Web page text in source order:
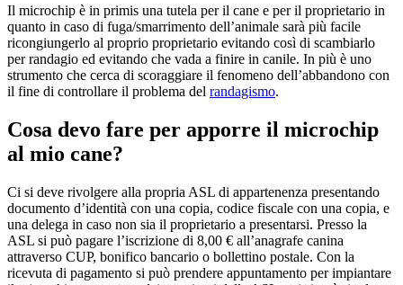
Il microchip è in primis una tutela per il cane e per il proprietario in
quanto in caso di fuga/smarrimento dell’animale sarà più facile
ricongiungerlo al proprio proprietario evitando così di scambiarlo
per randagio ed evitando che vada a finire in canile. In più è uno
strumento che cerca di scoraggiare il fenomeno dell’abbandono con
il fine di controllare il problema del randagismo.
Cosa devo fare per apporre il microchip
al mio cane?
Ci si deve rivolgere alla propria ASL di appartenenza presentando
documento d’identità con una copia, codice fiscale con una copia, e
una delega in caso non sia il proprietario a presentarsi. Presso la
ASL si può pagare l’iscrizione di 8,00 € all’anagrafe canina
attraverso CUP, bonifico bancario o bollettino postale. Con la
ricevuta di pagamento si può prendere appuntamento per impiantare